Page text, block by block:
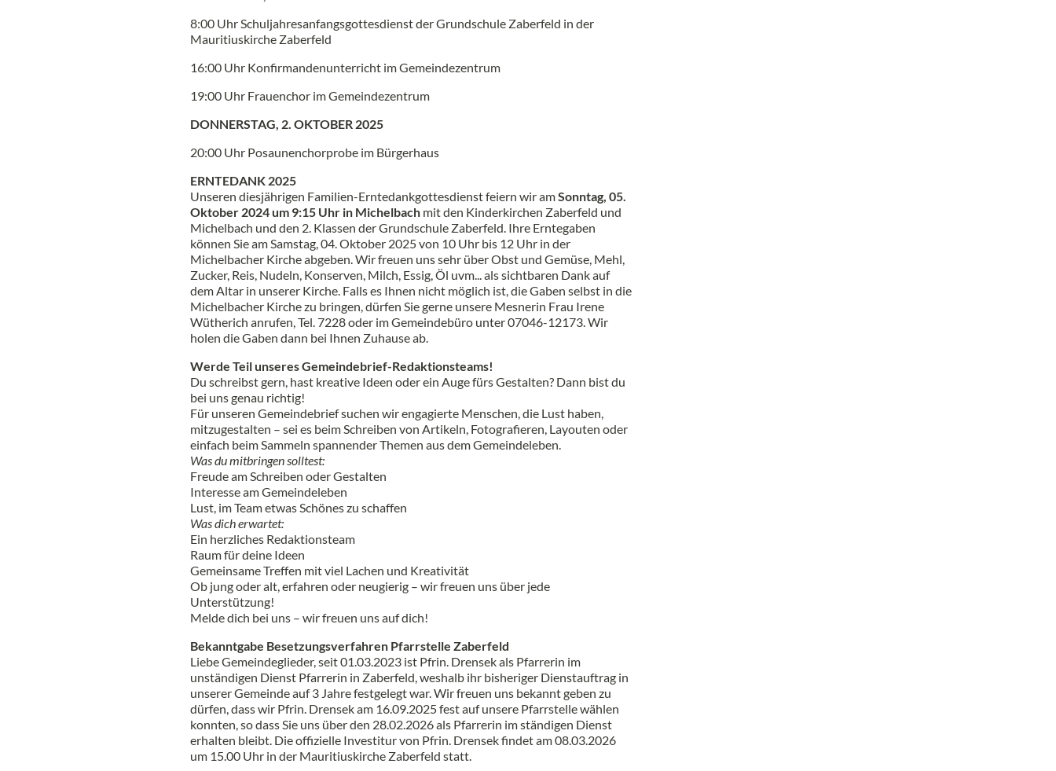
8:00 Uhr Schuljahresanfangsgottesdienst der Grundschule Zaberfeld in der
Mauritiuskirche Zaberfeld
16:00 Uhr Konfirmandenunterricht im Gemeindezentrum
19:00 Uhr Frauenchor im Gemeindezentrum
DONNERSTAG, 2. OKTOBER 2025
20:00 Uhr Posaunenchorprobe im Bürgerhaus
ERNTEDANK 2025
Unseren diesjährigen Familien-Erntedankgottesdienst feiern wir amSonntag, 05.
Oktober 2024 um 9:15 Uhr in Michelbachmit den Kinderkirchen Zaberfeld und
Michelbach und den 2. Klassen der Grundschule Zaberfeld. Ihre Erntegaben
können Sie am Samstag, 04. Oktober 2025 von 10 Uhr bis 12 Uhr in der
Michelbacher Kirche abgeben. Wir freuen uns sehr über Obst und Gemüse, Mehl,
Zucker, Reis, Nudeln, Konserven, Milch, Essig, Öl uvm... als sichtbaren Dank auf
dem Altar in unserer Kirche. Falls es Ihnen nicht möglich ist, die Gaben selbst in die
Michelbacher Kirche zu bringen, dürfen Sie gerne unsere Mesnerin Frau Irene
Wütherich anrufen, Tel. 7228 oder im Gemeindebüro unter 07046-12173. Wir
holen die Gaben dann bei Ihnen Zuhause ab.
Werde Teil unseres Gemeindebrief-Redaktionsteams!
Du schreibst gern, hast kreative Ideen oder ein Auge fürs Gestalten? Dann bist du
bei uns genau richtig!
Für unseren Gemeindebrief suchen wir engagierte Menschen, die Lust haben,
mitzugestalten – sei es beim Schreiben von Artikeln, Fotografieren, Layouten oder
einfach beim Sammeln spannender Themen aus dem Gemeindeleben.
Was du mitbringen solltest:
Freude am Schreiben oder Gestalten
Interesse am Gemeindeleben
Lust, im Team etwas Schönes zu schaffen
Was dich erwartet:
Ein herzliches Redaktionsteam
Raum für deine Ideen
Gemeinsame Treffen mit viel Lachen und Kreativität
Ob jung oder alt, erfahren oder neugierig – wir freuen uns über jede
Unterstützung!
Melde dich bei uns – wir freuen uns auf dich!
Bekanntgabe Besetzungsverfahren Pfarrstelle Zaberfeld
Liebe Gemeindeglieder, seit 01.03.2023 ist Pfrin. Drensek als Pfarrerin im
unständigen Dienst Pfarrerin in Zaberfeld, weshalb ihr bisheriger Dienstauftrag in
unserer Gemeinde auf 3 Jahre festgelegt war. Wir freuen uns bekannt geben zu
dürfen, dass wir Pfrin. Drensek am 16.09.2025 fest auf unsere Pfarrstelle wählen
konnten, so dass Sie uns über den 28.02.2026 als Pfarrerin im ständigen Dienst
erhalten bleibt. Die offizielle Investitur von Pfrin. Drensek findet am 08.03.2026
um 15.00 Uhr in der Mauritiuskirche Zaberfeld statt.